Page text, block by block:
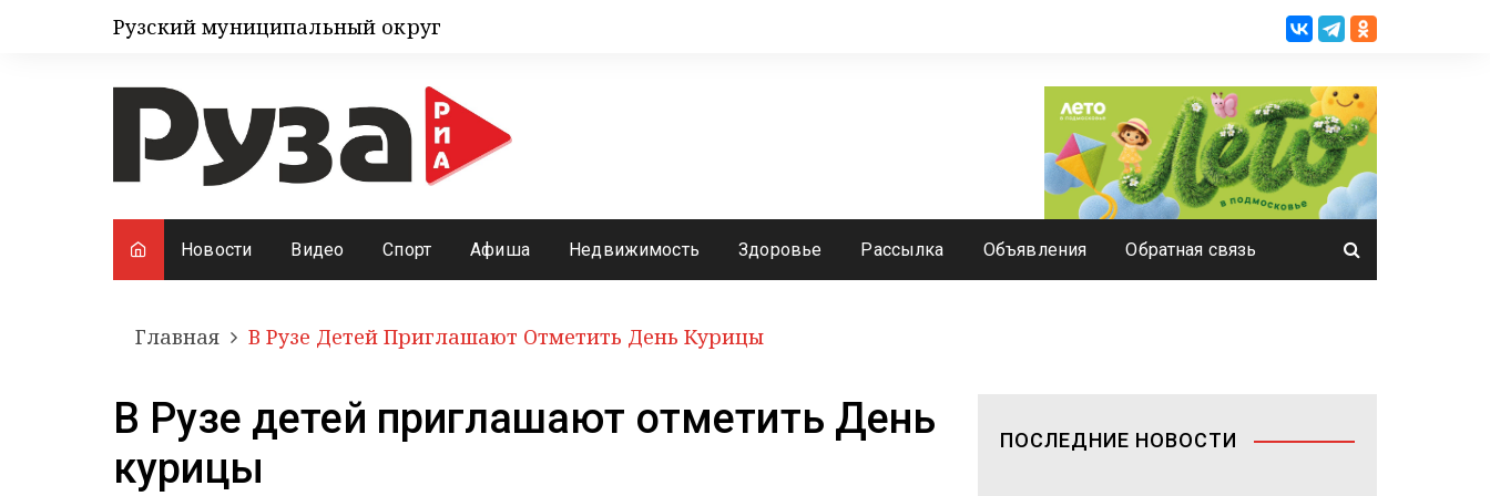
Рузский муниципальный округ
Новости Видео Спорт Афиша Недвижимость Здоровье Рассылка Объявления Обратная связь
Главная В Рузе Детей Приглашают Отметить День Курицы
В Рузе детей приглашают отметить День
курицы
ПОСЛЕДНИЕ НОВОСТИ